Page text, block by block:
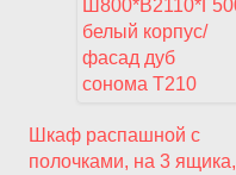
Шкаф распашной с
полочками, на 3 ящика,